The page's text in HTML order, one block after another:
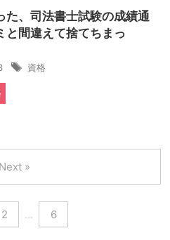
た、司法書士試験の成績通
と間違えて捨てちまっ
資格
2 … 6
Next »